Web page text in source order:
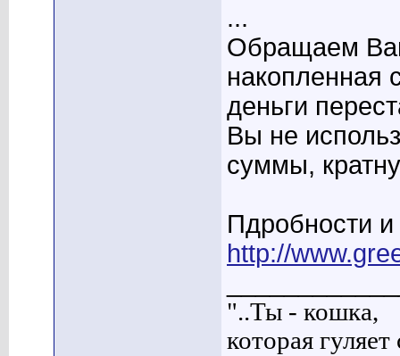
...
Обращаем
накопленная
деньги
Вы не
суммы,
Пдробности и
http://
"..Ты - кошка,
которая